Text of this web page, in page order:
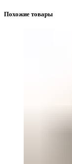
Похожие товары